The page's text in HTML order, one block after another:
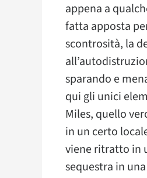
appena a
fatta apposta
scontrosità, la
sparando e
qui gli unici
Miles, quello
in un certo
viene ritratto in
sequestra in